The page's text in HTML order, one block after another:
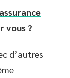
vous ?
d’autres